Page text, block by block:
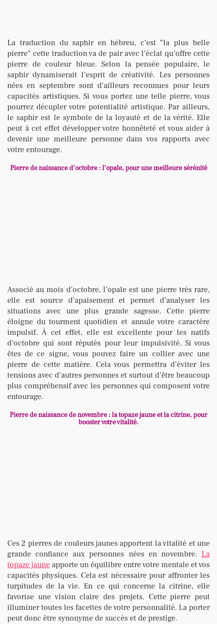
La traduction du saphir en hébreu, c’est “la plus belle
pierre” cette traduction va de pair avec l’éclat qu’offre cette
pierre de couleur bleue. Selon la pensée populaire, le
saphir dynamiserait l’esprit de créativité. Les personnes
nées en septembre sont d’ailleurs reconnues pour leurs
capacités artistiques. Si vous portez une telle pierre, vous
pourrez décupler votre potentialité artistique. Par ailleurs,
le saphir est le symbole de la loyauté et de la vérité. Elle
peut à cet effet développer votre honnêteté et vous aider à
devenir une meilleure personne dans vos rapports avec
votre entourage.
Pierre de naissance d’octobre : l’opale, pour une meilleure sérénité
Associé au mois d’octobre, l’opale est une pierre très rare,
elle est source d’apaisement et permet d’analyser les
situations avec une plus grande sagesse. Cette pierre
éloigne du tourment quotidien et annule votre caractère
impulsif. À cet effet, elle est excellente pour les natifs
d’octobre qui sont réputés pour leur impulsivité. Si vous
êtes de ce signe, vous pouvez faire un collier avec une
pierre de cette matière. Cela vous permettra d’éviter les
tensions avec d’autres personnes et surtout d’être beaucoup
plus compréhensif avec les personnes qui composent votre
entourage.
Pierre de naissance de novembre : la topaze jaune et la citrine, pour
booster votre vitalité.
Ces 2 pierres de couleurs jaunes apportent la vitalité et une
grande confiance aux personnes nées en novembre. La
topaze jaune apporte un équilibre entre votre mentale et vos
capacités physiques. Cela est nécessaire pour affronter les
turpitudes de la vie. En ce qui concerne la citrine, elle
favorise une vision claire des projets. Cette pierre peut
illuminer toutes les facettes de votre personnalité. La porter
peut donc être synonyme de succès et de prestige.